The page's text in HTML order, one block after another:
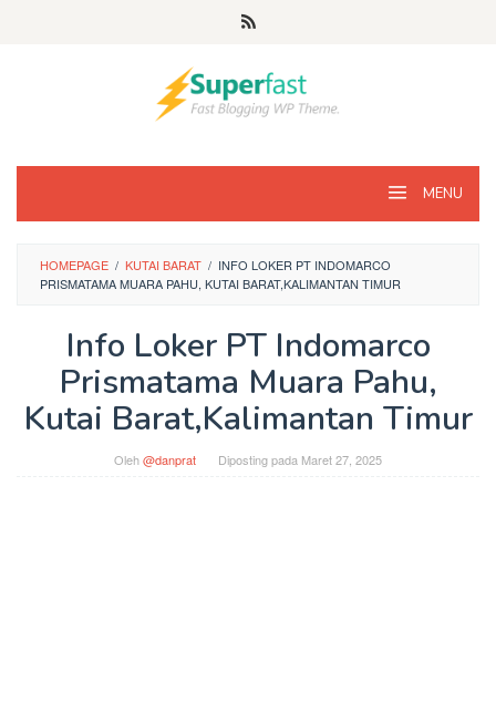
MENU
HOMEPAGE / KUTAI BARAT / INFO LOKER PT INDOMARCO
PRISMATAMA MUARA PAHU, KUTAI BARAT,KALIMANTAN TIMUR
Info Loker PT Indomarco
Prismatama Muara Pahu,
Kutai Barat,Kalimantan Timur
Oleh@danprat Diposting pada Maret 27, 2025